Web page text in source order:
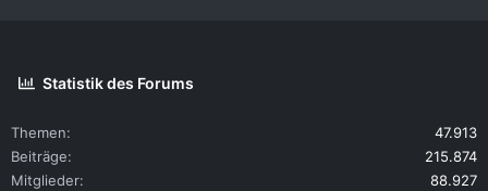
Statistik des Forums
Themen
47.913
Beiträge
215.874
Mitglieder
88.927